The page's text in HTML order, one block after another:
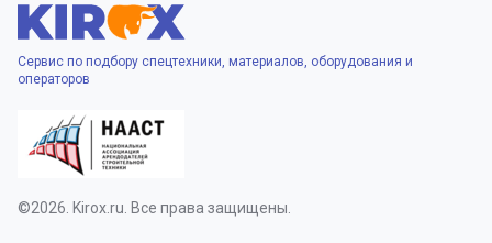
Сервис по подбору спецтехники, материалов, оборудования и
операторов
©2026. Kirox.ru. Все права защищены.